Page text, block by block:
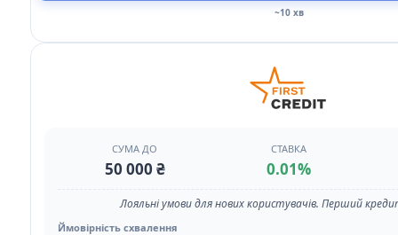
~10 хв
СУМА ДО
50 000 ₴
СТАВКА
0.01%
Лояльні умови для нових користувачів. Перший
Ймовірність схвалення